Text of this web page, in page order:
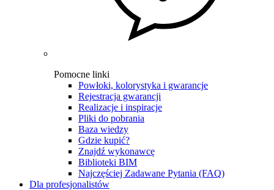
Pomocne linki
Powłoki, kolorystyka i gwarancje
Rejestracja gwarancji
Realizacje i inspiracje
Pliki do pobrania
Baza wiedzy
Gdzie kupić?
Znajdź wykonawcę
Biblioteki BIM
Najczęściej Zadawane Pytania (FAQ)
Dla profesjonalistów